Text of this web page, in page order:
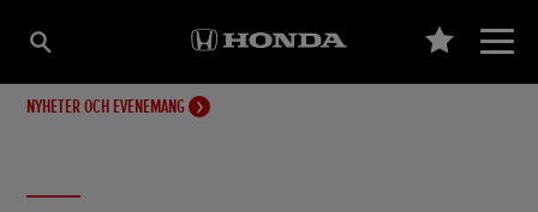
NYHETER OCH EVENEMANG